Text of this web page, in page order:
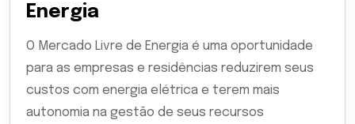
Energia
O Mercado Livre de Energia é uma oportunidade
para as empresas e residências reduzirem seus
custos com energia elétrica e terem mais
autonomia na gestão de seus recursos